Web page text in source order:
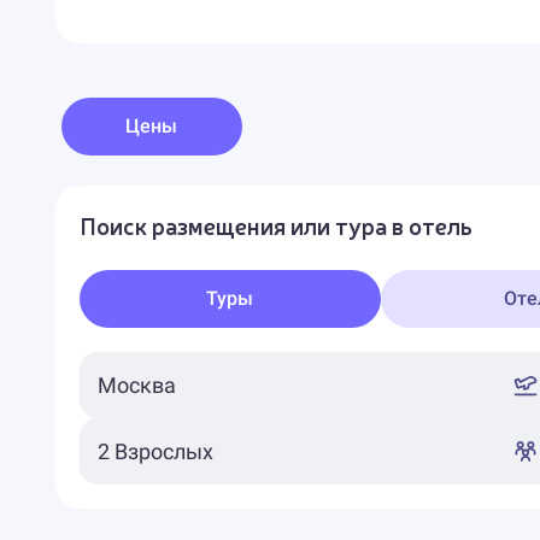
Цены
Поиск размещения или тура в отель
Туры